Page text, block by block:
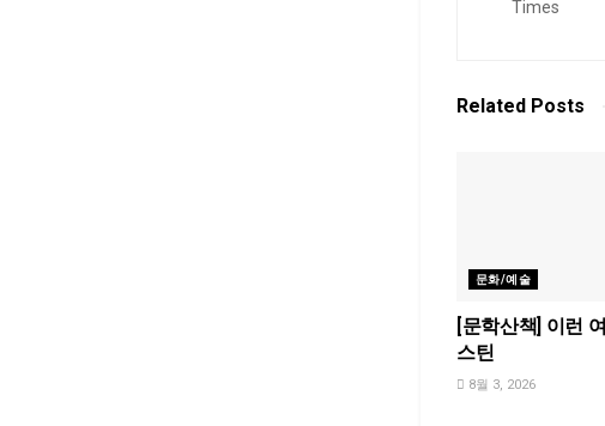
Related Posts
문화/예술
[문학산책] 이런
스틴
8월 3, 2026